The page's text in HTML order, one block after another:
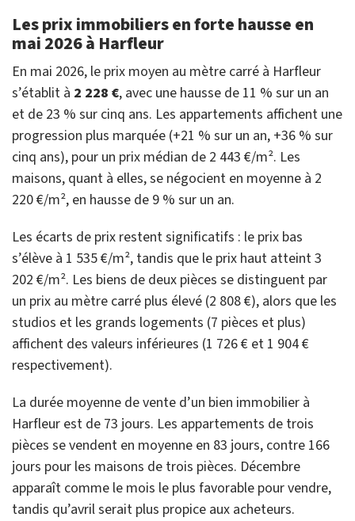
Les prix immobiliers en forte hausse en
mai 2026 à Harfleur
En mai 2026, le prix moyen au mètre carré à Harfleur
s’établit à 2 228 €, avec une hausse de 11 % sur un an
et de 23 % sur cinq ans. Les appartements affichent une
progression plus marquée (+21 % sur un an, +36 % sur
cinq ans), pour un prix médian de 2 443 €/m². Les
maisons, quant à elles, se négocient en moyenne à 2
220 €/m², en hausse de 9 % sur un an.
Les écarts de prix restent significatifs : le prix bas
s’élève à 1 535 €/m², tandis que le prix haut atteint 3
202 €/m². Les biens de deux pièces se distinguent par
un prix au mètre carré plus élevé (2 808 €), alors que les
studios et les grands logements (7 pièces et plus)
affichent des valeurs inférieures (1 726 € et 1 904 €
respectivement).
La durée moyenne de vente d’un bien immobilier à
Harfleur est de 73 jours. Les appartements de trois
pièces se vendent en moyenne en 83 jours, contre 166
jours pour les maisons de trois pièces. Décembre
apparaît comme le mois le plus favorable pour vendre,
tandis qu’avril serait plus propice aux acheteurs.